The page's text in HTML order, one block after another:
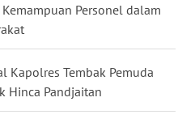
Personel dalam
Kapolres Tembak Pemuda
Hinca Pandjaitan